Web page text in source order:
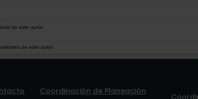
de este autor.
de este autor.
Coordinación de Planeación